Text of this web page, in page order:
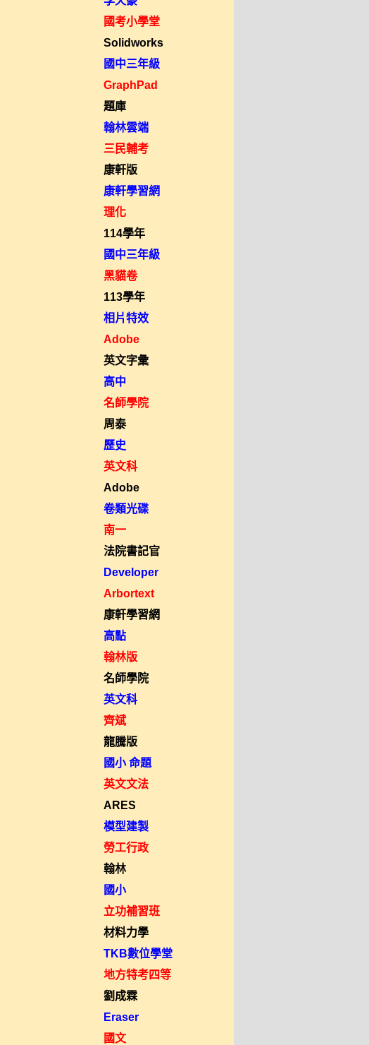
國考小學堂
Solidworks
國中三年級
GraphPad
題庫
翰林雲端
三民輔考
康軒版
康軒學習網
理化
114學年
國中三年級
黑貓卷
113學年
相片特效
Adobe
英文字彙
高中
名師學院
周泰
歷史
英文科
Adobe
卷類光碟
南一
法院書記官
Developer
Arbortext
康軒學習網
高點
翰林版
名師學院
英文科
齊斌
龍騰版
國小 命題
英文文法
ARES
模型建製
勞工行政
翰林
國小
立功補習班
材料力學
TKB數位學堂
地方特考四等
劉成霖
Eraser
國文